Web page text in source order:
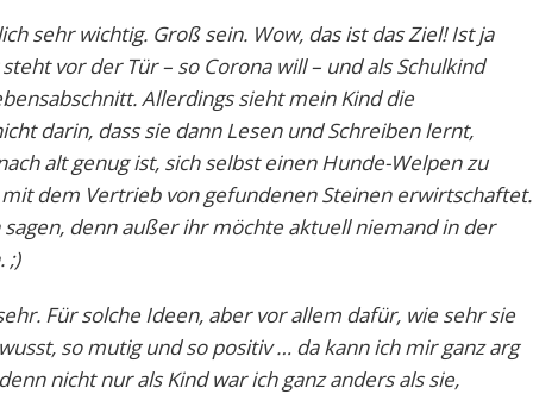
sehr wichtig. Groß sein. Wow, das ist das Ziel! Ist ja
vor der Tür – so Corona will – und als Schulkind
Allerdings sieht mein Kind die
darin, dass sie dann Lesen und Schreiben lernt,
alt genug ist, sich selbst einen Hunde-Welpen zu
mit dem Vertrieb von gefundenen Steinen erwirtschaftet.
sagen, denn außer ihr möchte aktuell niemand in der
;)
Für solche Ideen, aber vor allem dafür, wie sehr sie
so mutig und so positiv … da kann ich mir ganz arg
nicht nur als Kind war ich ganz anders als sie,